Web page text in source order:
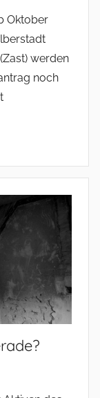
Oktober
werden
noch